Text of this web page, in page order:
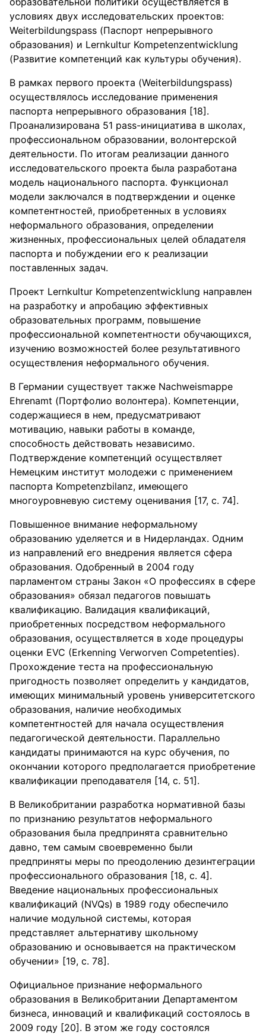
условиях двух исследовательских проектов:
Weiterbildungspass (Паспорт непрерывного
образования) и Lernkultur Kompetenzentwicklung
(Развитие компетенций как культуры обучения).
В рамках первого проекта (Weiterbildungspass)
осуществлялось исследование применения
паспорта непрерывного образования [18].
Проанализирована 51 pass-инициатива в школах,
профессиональном образовании, волонтерской
деятельности. По итогам реализации данного
исследовательского проекта была разработана
модель национального паспорта. Функционал
модели заключался в подтверждении и оценке
компетентностей, приобретенных в условиях
неформального образования, определении
жизненных, профессиональных целей обладателя
паспорта и побуждении его к реализации
поставленных задач.
Проект Lernkultur Kompetenzentwicklung направлен
на разработку и апробацию эффективных
образовательных программ, повышение
профессиональной компетентности обучающихся,
изучению возможностей более результативного
осуществления неформального обучения.
В Германии существует также Nachweismappe
Ehrenamt (Портфолио волонтера). Компетенции,
содержащиеся в нем, предусматривают
мотивацию, навыки работы в команде,
способность действовать независимо.
Подтверждение компетенций осуществляет
Немецким институт молодежи с применением
паспорта Kompetenzbilanz, имеющего
многоуровневую систему оценивания [17, с. 74].
Повышенное внимание неформальному
образованию уделяется и в Нидерландах. Одним
из направлений его внедрения является сфера
образования. Одобренный в 2004 году
парламентом страны Закон «О профессиях в сфере
образования» обязал педагогов повышать
квалификацию. Валидация квалификаций,
приобретенных посредством неформального
образования, осуществляется в ходе процедуры
оценки EVC (Erkenning Verworven Competenties).
Прохождение теста на профессиональную
пригодность позволяет определить у кандидатов,
имеющих минимальный уровень университетского
образования, наличие необходимых
компетентностей для начала осуществления
педагогической деятельности. Параллельно
кандидаты принимаются на курс обучения, по
окончании которого предполагается приобретение
квалификации преподавателя [14, с. 51].
В Великобритании разработка нормативной базы
по признанию результатов неформального
образования была предпринята сравнительно
давно, тем самым своевременно были
предприняты меры по преодолению дезинтеграции
профессионального образования [18, с. 4].
Введение национальных профессиональных
квалификаций (NVQs) в 1989 году обеспечило
наличие модульной системы, которая
представляет альтернативу школьному
образованию и основывается на практическом
обучении» [19, с. 78].
Официальное признание неформального
образования в Великобритании Департаментом
бизнеса, инноваций и квалификаций состоялось в
2009 году [20]. В этом же году состоялся